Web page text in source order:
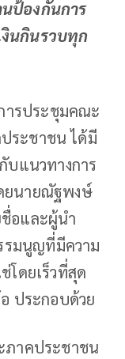
ป้องกันการ
นกินรวบทุก
ารประชุมคณะ
ประชาชน ได้มี
บแนวทางการ
ยนายณัฐพงษ์
อและผู้นำ
รมนูญที่มีความ
โดยเร็วที่สุด
ประกอบด้วย
ภาคประชาชน